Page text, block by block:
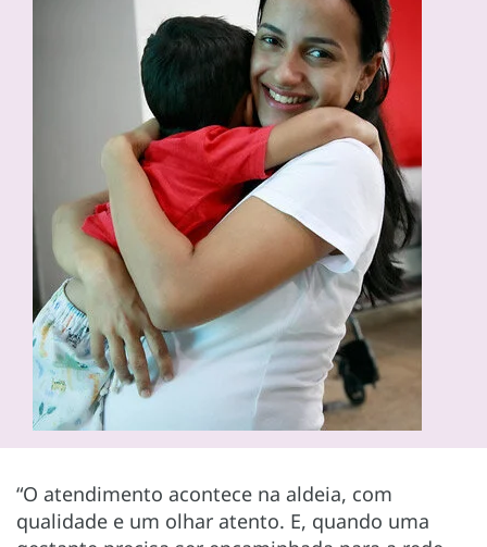
“O atendimento acontece na aldeia, com
qualidade e um olhar atento. E, quando uma